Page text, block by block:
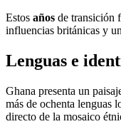
Estos años de transición
influencias británicas y
Lenguas e
Ghana presenta un
más de ochenta lenguas
directo de la mosaico